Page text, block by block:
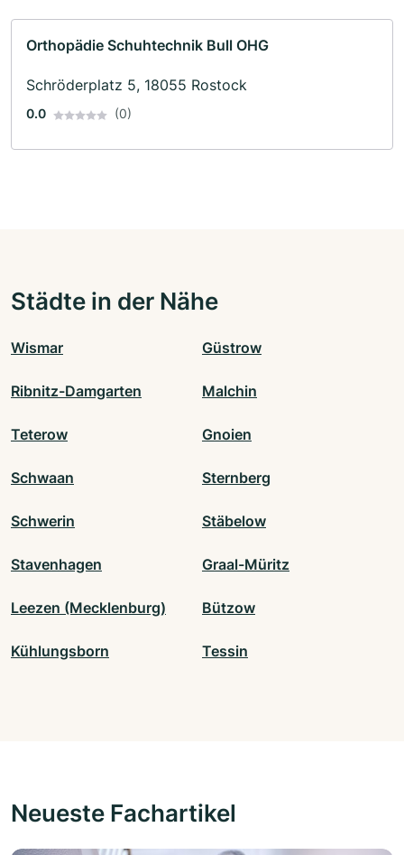
Orthopädie Schuhtechnik Bull OHG
Schröderplatz 5, 18055 Rostock
0.0 (0)
Städte in der Nähe
Wismar Güstrow
Ribnitz-Damgarten Malchin
Teterow Gnoien
Schwaan Sternberg
Schwerin Stäbelow
Stavenhagen Graal-Müritz
Leezen (Mecklenburg) Bützow
Kühlungsborn Tessin
Neueste Fachartikel